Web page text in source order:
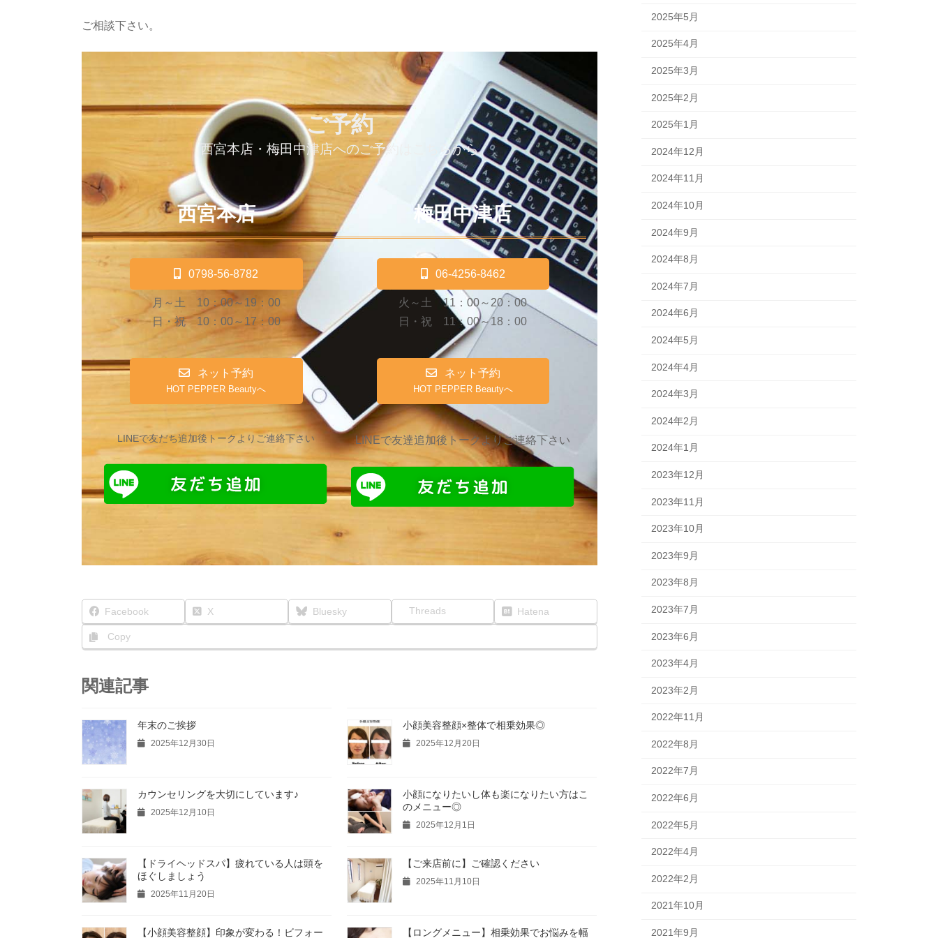
ご相談下さい。
ご予約
西宮本店・梅田中津店へのご予約はこちらから
西宮本店
0798-56-8782
月～土 10：00～19：00
日・祝 10：00～17：00
ネット予約
HOT PEPPER Beautyへ
LINEで友だち追加後トークよりご連絡下さい
梅田中津店
06-4256-8462
火～土 11：00～20：00
日・祝 11：00～18：00
ネット予約
HOT PEPPER Beautyへ
LINEで友達追加後トークよりご連絡下さい
Facebook X Bluesky Threads Hatena
Copy
関連記事
年末のご挨拶
2025年12月30日
小顔美容整顔×整体で相乗効果◎
2025年12月20日
カウンセリングを大切にしています♪
2025年12月10日
小顔になりたいし体も楽になりたい方はこ
のメニュー◎
2025年12月1日
【ドライヘッドスパ】疲れている人は頭を
ほぐしましょう
2025年11月20日
【ご来店前に】ご確認ください
2025年11月10日
【小顔美容整顔】印象が変わる！ビフォー 【ロングメニュー】相乗効果でお悩みを幅
2025年5月
2025年4月
2025年3月
2025年2月
2025年1月
2024年12月
2024年11月
2024年10月
2024年9月
2024年8月
2024年7月
2024年6月
2024年5月
2024年4月
2024年3月
2024年2月
2024年1月
2023年12月
2023年11月
2023年10月
2023年9月
2023年8月
2023年7月
2023年6月
2023年4月
2023年2月
2022年11月
2022年8月
2022年7月
2022年6月
2022年5月
2022年4月
2022年2月
2021年10月
2021年9月